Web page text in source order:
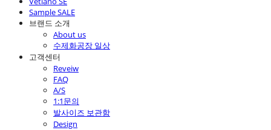
Sample SALE
브랜드 소개
About us
수제화공장 일상
고객센터
Reveiw
FAQ
A/S
1:1문의
발사이즈 보관함
Design